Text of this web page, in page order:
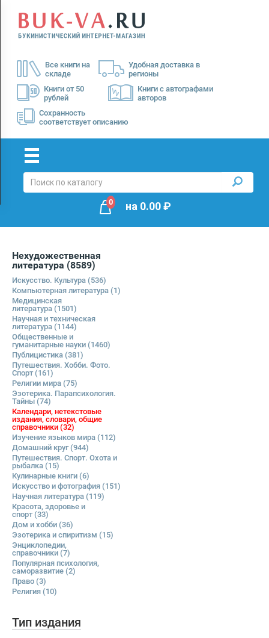
Все книги на
складе
Удобная доставка в
регионы
Книги от 50
рублей
Книги с автографами
авторов
Сохранность
соответствует описанию
Menu
Доставка
Оплата
0 на 0.00₽
Нехудожественная
литература (8589)
Искусство. Культура (536)
Компьютерная литература (1)
Медицинская
литература (1501)
Научная и техническая
литература (1144)
Общественные и
гуманитарные науки (1460)
Публицистика (381)
Путешествия. Хобби. Фото.
Спорт(161)
Религии мира (75)
Эзотерика. Парапсихология.
Тайны (74)
Календари, нетекстовые
издания, словари, общие
справочники (32)
Изучение языков мира (112)
Домашний круг(944)
Путешествия. Спорт. Охота и
рыбалка (15)
Кулинарные книги (6)
Искусство и фотография (151)
Научная литература (119)
Красота, здоровье и
спорт(33)
Дом и хобби (36)
Эзотерика и спиритизм (15)
Энциклопедии,
справочники (7)
Популярная психология,
саморазвитие (2)
Право (3)
Религия (10)
Тип издания